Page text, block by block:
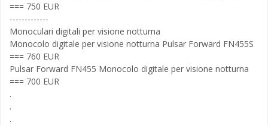
=== 750 EUR
-------------
Monoculari digitali per visione notturna
Monocolo digitale per visione notturna Pulsar Forward FN455S
=== 760 EUR
Pulsar Forward FN455 Monocolo digitale per visione notturna
=== 700 EUR
.
.
.